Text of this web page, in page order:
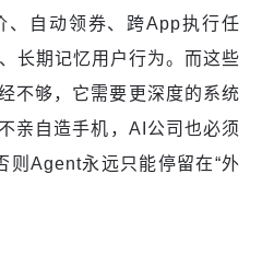
、自动领券、跨App执行任
长期记忆用户行为。而这些
不够，它需要更深度的系统
亲自造手机，AI公司也必须
则Agent永远只能停留在“外